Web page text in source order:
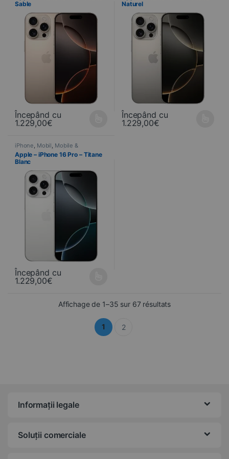
Sable
Începând cu
1.229,00€
Ce produit a plusieurs variations. Les options peuvent être
Naturel
Începând cu
1.229,00€
Ce produit a plusieurs
iPhone Mobil Mobile &
Smartphone Telefonie
Apple – iPhone 16 Pro – Titane
Blanc
Începând cu
1.229,00€
Ce produit a plusieurs variations. Les options peuvent être
Affichage de 1–35 sur 67 résultatsTrié du plus
1 2
Informații legale
Soluții comerciale